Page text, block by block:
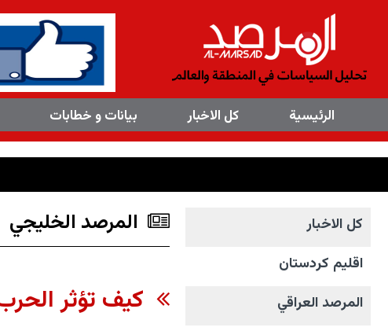
الرئیسیة کل الاخبار بیانات و خطابات
×
کل الاخبار
اقليم كردستان
المرصد العراقي
المرصد الخليجي
كيف تؤثر